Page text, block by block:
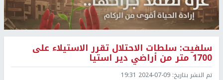
سلفيت: سلطات الاحتلال تقرر الاستيلاء على
1700 متر من أراضي دير استيا
تم النشر بتاريخ: 2024-07-09 19:31